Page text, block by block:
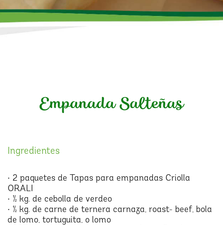
Empanada Salteñas
Ingredientes
• 2 paquetes de Tapas para empanadas Criolla
ORALI
• ½ kg. de cebolla de verdeo
• ½ kg. de carne de ternera carnaza, roast- beef, bola
de lomo, tortuguita, o lomo